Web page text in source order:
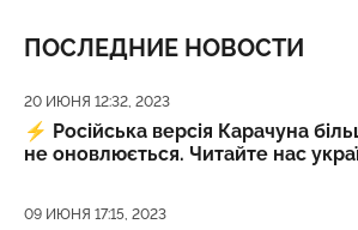
ПОСЛЕДНИЕ НОВОСТИ
Дата публикации
20 ИЮНЯ 12:32, 2023
⚡️ Російська версія Карачуна
не оновлюється. Читайте нас
Дата публикации
09 ИЮНЯ 17:15, 2023